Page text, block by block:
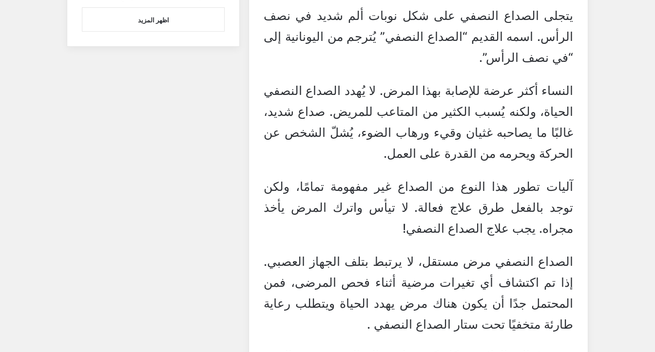
يتجلى الصداع النصفي على شكل نوبات ألم شديد في نصف
الرأس. اسمه القديم “الصداع النصفي” يُترجم من اليونانية إلى
“في نصف الرأس”.
النساء أكثر عرضة للإصابة بهذا المرض. لا يُهدد الصداع النصفي
الحياة، ولكنه يُسبب الكثير من المتاعب للمريض. صداع شديد،
غالبًا ما يصاحبه غثيان وقيء ورهاب الضوء، يُشلّ الشخص عن
الحركة ويحرمه من القدرة على العمل.
آليات تطور هذا النوع من الصداع غير مفهومة تمامًا، ولكن
توجد بالفعل طرق علاج فعالة. لا تيأس واترك المرض يأخذ
مجراه. يجب علاج الصداع النصفي!
الصداع النصفي مرض مستقل، لا يرتبط بتلف الجهاز العصبي.
إذا تم اكتشاف أي تغيرات مرضية أثناء فحص المرضى، فمن
المحتمل جدًا أن يكون هناك مرض يهدد الحياة ويتطلب رعاية
طارئة متخفيًا تحت ستار الصداع النصفي .
اظهر المزيد